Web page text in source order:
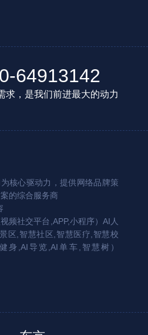
64913142
求，是我们前进最大的动力
核心驱动力，提供网络品牌策
的综合服务商
频社交平台,APP,小程序）AI人
区,智慧社区,智慧医疗,智慧校
身,AI导览,AI单车,智慧树）